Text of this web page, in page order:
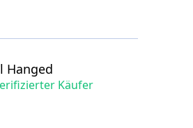
Hanged
Käufer